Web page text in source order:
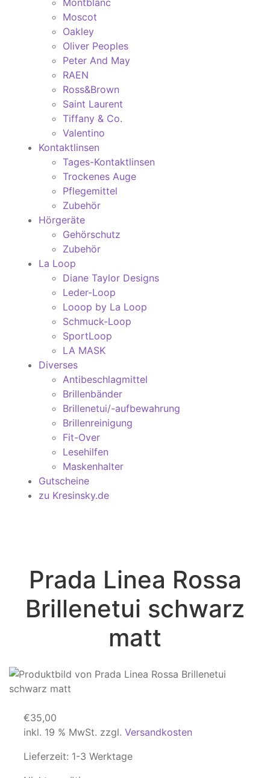
Montblanc
Moscot
Oakley
Oliver Peoples
Peter And May
RAEN
Ross&Brown
Saint Laurent
Tiffany & Co.
Valentino
Kontaktlinsen
Tages-Kontaktlinsen
Trockenes Auge
Pflegemittel
Zubehör
Hörgeräte
Gehörschutz
Zubehör
La Loop
Diane Taylor Designs
Leder-Loop
Looop by La Loop
Schmuck-Loop
SportLoop
LA MASK
Diverses
Antibeschlagmittel
Brillenbänder
Brillenetui/-aufbewahrung
Brillenreinigung
Fit-Over
Lesehilfen
Maskenhalter
Gutscheine
zu Kresinsky.de
Prada Linea Rossa
Brillenetui schwarz
matt
€35,00
inkl. 19 % MwSt. zzgl. Versandkosten
Lieferzeit: 1-3 Werktage